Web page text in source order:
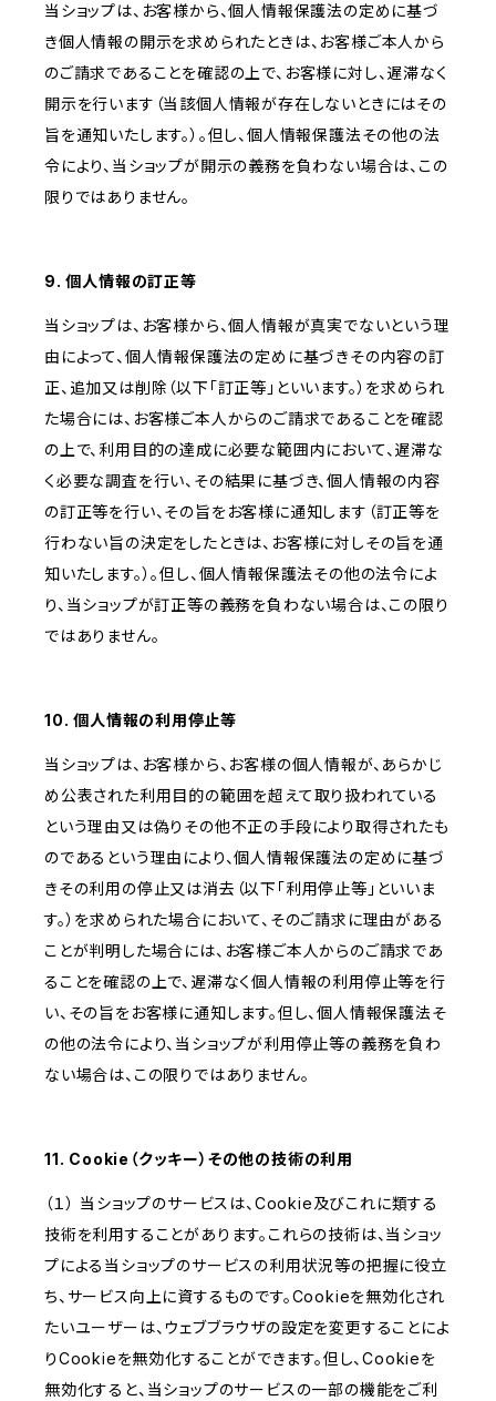
当ショップは、お客様から、個人情報保護法の定めに基づ
き個人情報の開示を求められたときは、お客様ご本人から
のご請求であることを確認の上で、お客様に対し、遅滞なく
開示を行います（当該個人情報が存在しないときにはその
旨を通知いたします。）。但し、個人情報保護法その他の法
令により、当ショップが開示の義務を負わない場合は、この
限りではありません。
9. 個人情報の訂正等
当ショップは、お客様から、個人情報が真実でないという理
由によって、個人情報保護法の定めに基づきその内容の訂
正、追加又は削除（以下「訂正等」といいます。）を求められ
た場合には、お客様ご本人からのご請求であることを確認
の上で、利用目的の達成に必要な範囲内において、遅滞な
く必要な調査を行い、その結果に基づき、個人情報の内容
の訂正等を行い、その旨をお客様に通知します（訂正等を
行わない旨の決定をしたときは、お客様に対しその旨を通
知いたします。）。但し、個人情報保護法その他の法令によ
り、当ショップが訂正等の義務を負わない場合は、この限り
ではありません。
10. 個人情報の利用停止等
当ショップは、お客様から、お客様の個人情報が、あらかじ
め公表された利用目的の範囲を超えて取り扱われている
という理由又は偽りその他不正の手段により取得されたも
のであるという理由により、個人情報保護法の定めに基づ
きその利用の停止又は消去（以下「利用停止等」といいま
す。）を求められた場合において、そのご請求に理由がある
ことが判明した場合には、お客様ご本人からのご請求であ
ることを確認の上で、遅滞なく個人情報の利用停止等を行
い、その旨をお客様に通知します。但し、個人情報保護法そ
の他の法令により、当ショップが利用停止等の義務を負わ
ない場合は、この限りではありません。
11. Cookie（クッキー）その他の技術の利用
（１） 当ショップのサービスは、Cookie及びこれに類する
技術を利用することがあります。これらの技術は、当ショッ
プによる当ショップのサービスの利用状況等の把握に役立
ち、サービス向上に資するものです。Cookieを無効化され
たいユーザーは、ウェブブラウザの設定を変更することによ
りCookieを無効化することができます。但し、Cookieを
無効化すると、当ショップのサービスの一部の機能をご利